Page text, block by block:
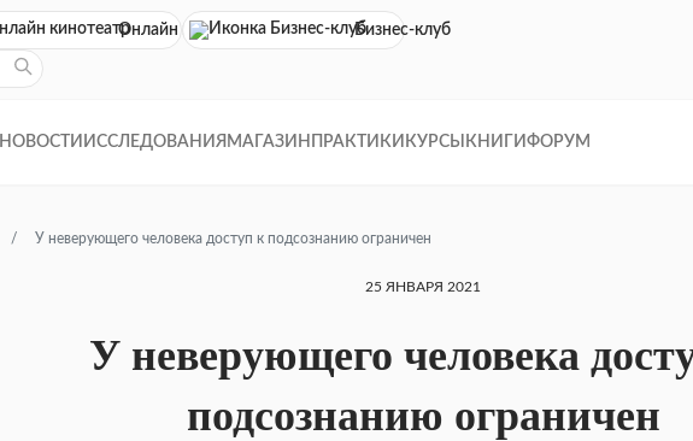
Онлайн кинотеатр
Бизнес-клуб
НОВОСТИ ИССЛЕДОВАНИЯ МАГАЗИН ПРАКТИКИ КУРСЫ КНИГИ ФОРУМ
У неверующего человека доступ к подсознанию ограничен
25 ЯНВАРЯ 2021
У неверующего человека
подсознанию ограничен